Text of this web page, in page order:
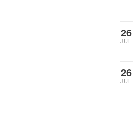
26
JUL
26
JUL